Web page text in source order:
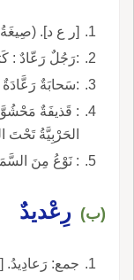
[ر ع د]. (صِيغَةُ
:رَجُلٌ رَعّادٌ :
:سَحابَةٌ رَعَّادَةٌ
: قَذيفَةٌ
الحَرْبِيَّةُ تَحْتَ
: نَوْعُ مِنَ
(ب) رِعْديدٌ
جمع: رَعادِيدُ.